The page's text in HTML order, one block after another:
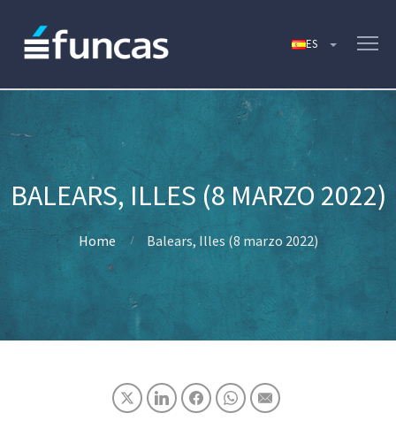
BALEARS, ILLES (8 MARZO 2022)
Home Balears, Illes (8 marzo 2022)